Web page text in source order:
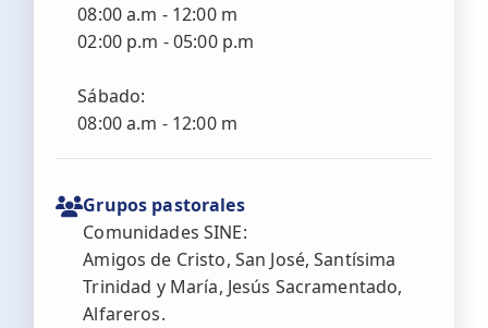
08:00 a.m - 12:00 m
02:00 p.m - 05:00 p.m
Sábado:
08:00 a.m - 12:00 m
Grupos pastorales
Comunidades SINE:
Amigos de Cristo, San José, Santísima
Trinidad y María, Jesús Sacramentado,
Alfareros.